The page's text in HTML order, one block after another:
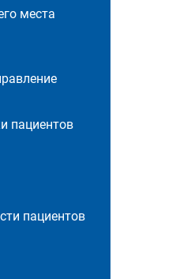
места
пациентов
пациентов